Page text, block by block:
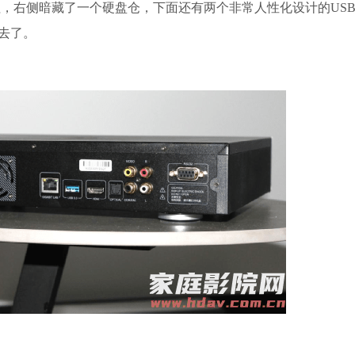
侧暗藏了一个硬盘仓，下面还有两个非常人性化设计的
了。